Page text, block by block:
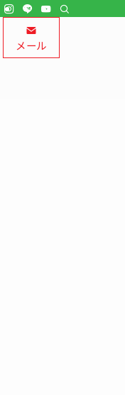
メール